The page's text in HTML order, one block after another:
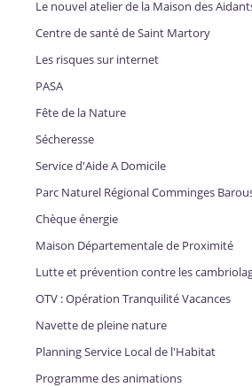
Le nouvel atelier de la Maison des
Centre de santé de Saint Martory
Les risques sur internet
PASA
Fête de la Nature
Sécheresse
Service d'Aide A Domicile
Parc Naturel Régional Comminges
Chèque énergie
Maison Départementale de Proximité
Lutte et prévention contre les
OTV : Opération Tranquilité Vacances
Navette de pleine nature
Planning Service Local de l'Habitat
Programme des animations